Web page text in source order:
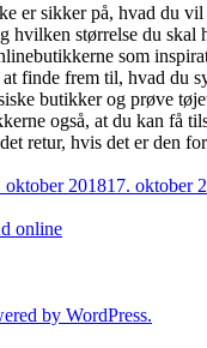
er sikker på, hvad du
hvilken størrelse du skal
som
finde frem til, hvad du
butikker og prøve
også, at du kan få
retur, hvis det er den
oktober 201817. oktober
online
by WordPress.